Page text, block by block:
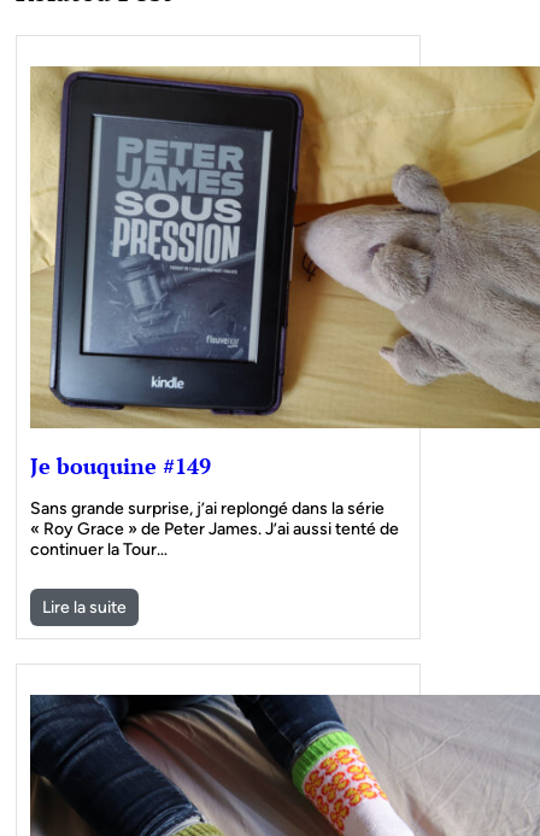
Je bouquine #149
Sans grande surprise, j’ai replongé dans la série
« Roy Grace » de Peter James. J’ai aussi tenté de
continuer la Tour…
Lire la suite